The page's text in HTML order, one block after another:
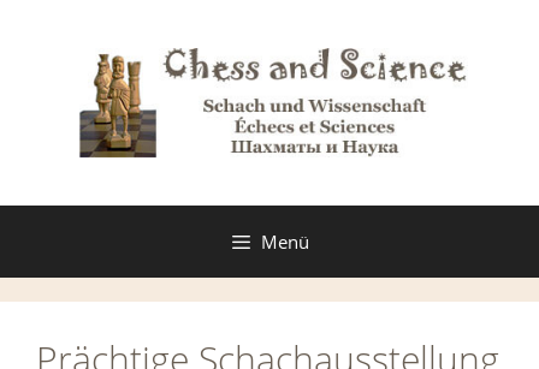
Menü
Prächtige Schachausstellung